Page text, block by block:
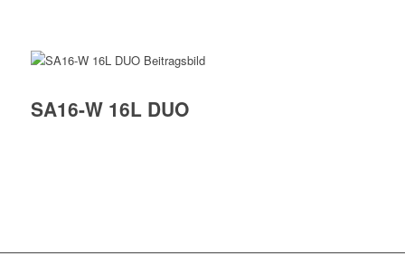
SA16-W 16L DUO